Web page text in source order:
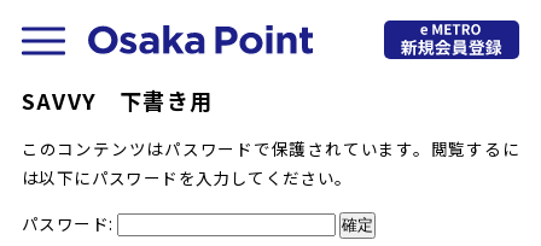
SAVVY 下書き用
このコンテンツはパスワードで保護されています。閲覧するに
は以下にパスワードを入力してください。
パスワード: